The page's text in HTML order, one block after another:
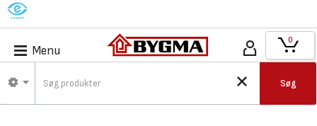
M
Menu
Søg
0